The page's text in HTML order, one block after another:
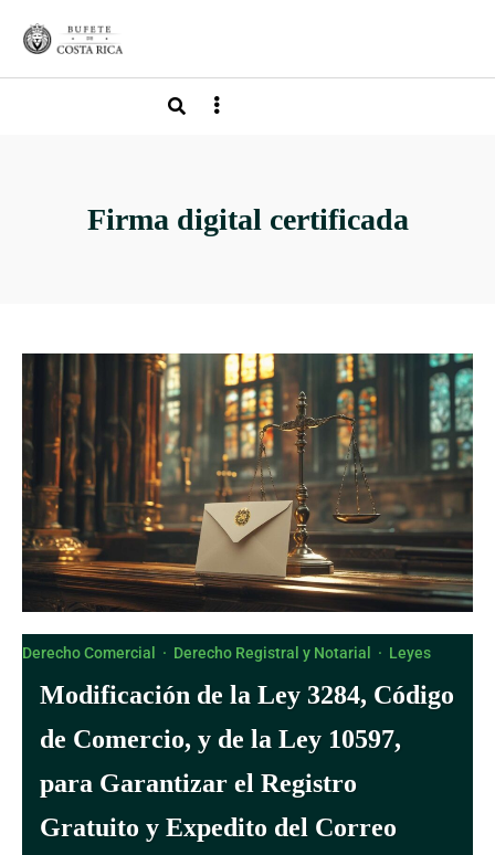
Firma digital certificada
Derecho Comercial · Derecho Registral y Notarial · Leyes
Modificación de la Ley 3284, Código
de Comercio, y de la Ley 10597,
para Garantizar el Registro
Gratuito y Expedito del Correo